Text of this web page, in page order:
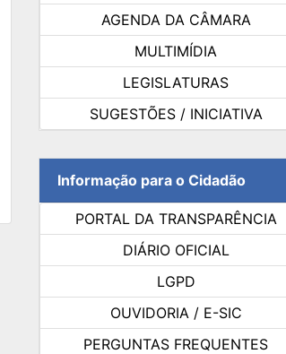
AGENDA DA CÂMARA
MULTIMÍDIA
LEGISLATURAS
SUGESTÕES / INICIATIVA
Informação para o Cidadão
PORTAL DA TRANSPARÊNCIA
DIÁRIO OFICIAL
LGPD
OUVIDORIA / E-SIC
PERGUNTAS FREQUENTES